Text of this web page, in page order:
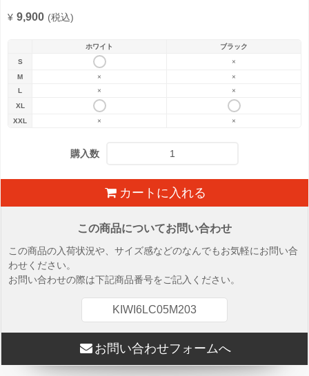
¥ 9,900 (税込)
ホワイト
ブラック
S
×
M
×
×
L
×
×
XL
XXL
× ×
購入数
カートに入れる
この商品についてお問い合わせ
この商品の入荷状況や、サイズ感などのなんでもお気軽にお問い合
わせください。
お問い合わせの際は下記商品番号をご記入ください。
KIWI6LC05M203
お問い合わせフォームへ